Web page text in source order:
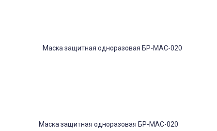
Маска защитная одноразовая БР-МАС-020